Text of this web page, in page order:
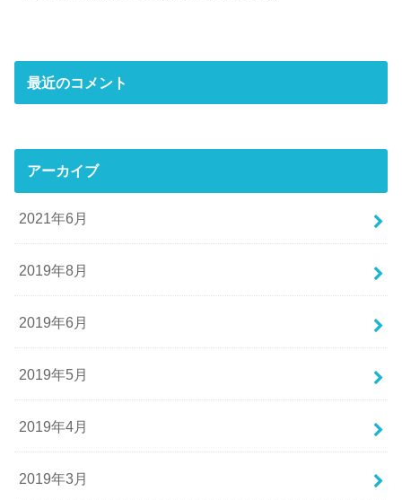
最近のコメント
アーカイブ
2021年6月
2019年8月
2019年6月
2019年5月
2019年4月
2019年3月